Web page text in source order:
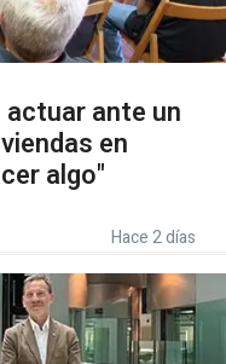
ante un
en
algo"
Hace 2 días